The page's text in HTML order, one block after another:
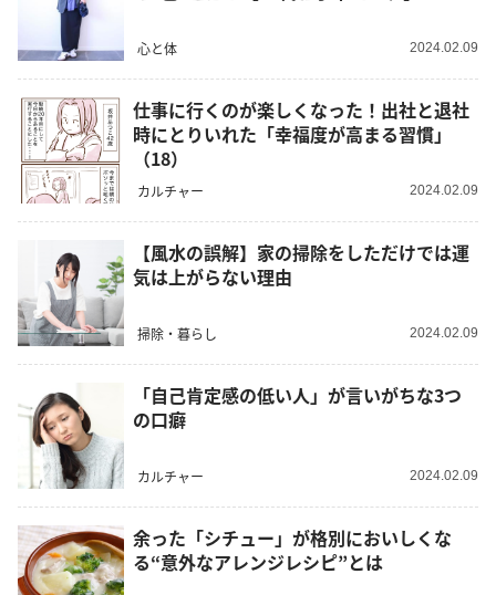
心と体 2024.02.09
仕事に行くのが楽しくなった！出社と退社
時にとりいれた「幸福度が高まる習慣」
（18）
カルチャー 2024.02.09
【風水の誤解】家の掃除をしただけでは運
気は上がらない理由
掃除・暮らし 2024.02.09
「自己肯定感の低い人」が言いがちな3つ
の口癖
カルチャー 2024.02.09
余った「シチュー」が格別においしくな
る“意外なアレンジレシピ”とは